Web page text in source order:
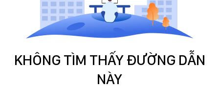
KHÔNG TÌM THẤY ĐƯỜNG DẪN
NÀY